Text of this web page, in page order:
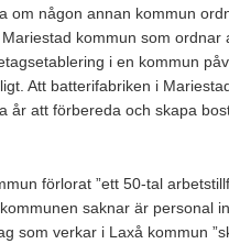
om någon annan kommun
kommun som ordnar
i en kommun
Att batterifabriken i
år att förbereda och skapa
förlorat ”ett 50-tal
saknar är personal
som verkar i Laxå kommun